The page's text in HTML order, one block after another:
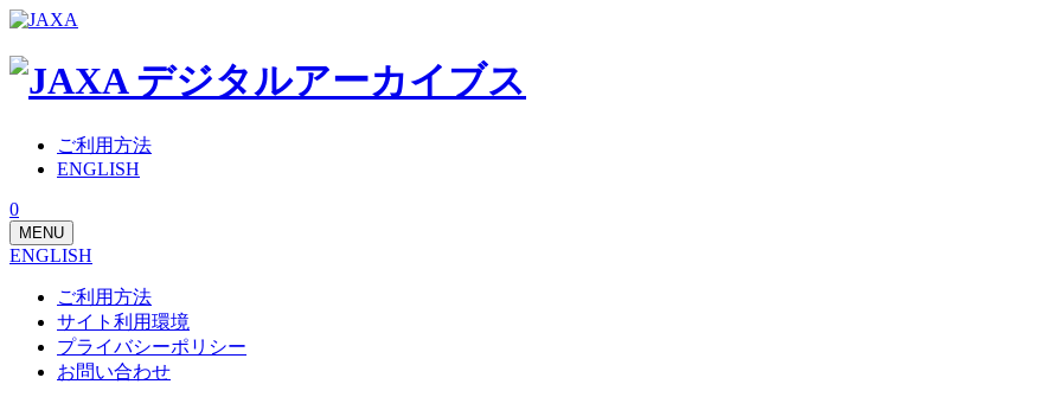
ご利用方法
ENGLISH
0
MENU
ENGLISH
ご利用方法
サイト利用環境
プライバシーポリシー
お問い合わせ